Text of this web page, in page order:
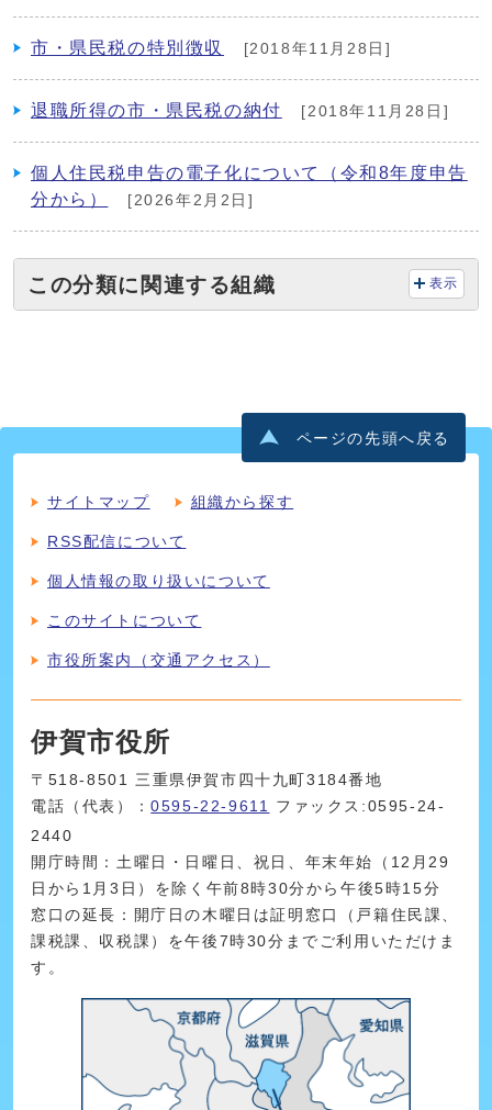
市・県民税の特別徴収 [2018年11月28日]
退職所得の市・県民税の納付 [2018年11月28日]
個人住民税申告の電子化について（令和8年度申告
分から）
[2026年2月2日]
この分類に関連する組織 表示
ページの先頭へ戻る
サイトマップ 組織から探す
RSS配信について
個人情報の取り扱いについて
このサイトについて
市役所案内（交通アクセス）
伊賀市役所
〒518-8501 三重県伊賀市四十九町3184番地
電話（代表）：0595-22-9611
ファックス:0595-24-
2440
開庁時間：土曜日・日曜日、祝日、年末年始（12月29
日から1月3日）を除く午前8時30分から午後5時15分
窓口の延長：開庁日の木曜日は証明窓口（戸籍住民課、
課税課、収税課）を午後7時30分までご利用いただけま
す。